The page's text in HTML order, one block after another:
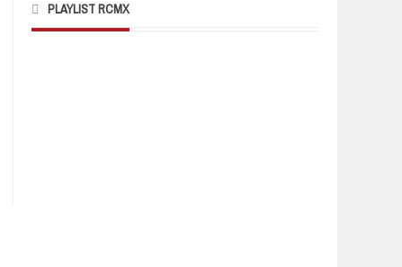
PLAYLIST RCMX